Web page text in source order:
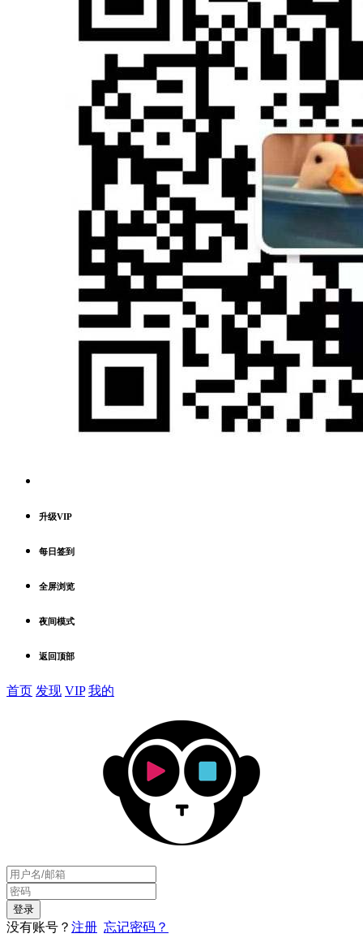
升级VIP
每日签到
全屏浏览
夜间模式
返回顶部
首页 发现 VIP 我的
没有账号？ 注册 忘记密码？